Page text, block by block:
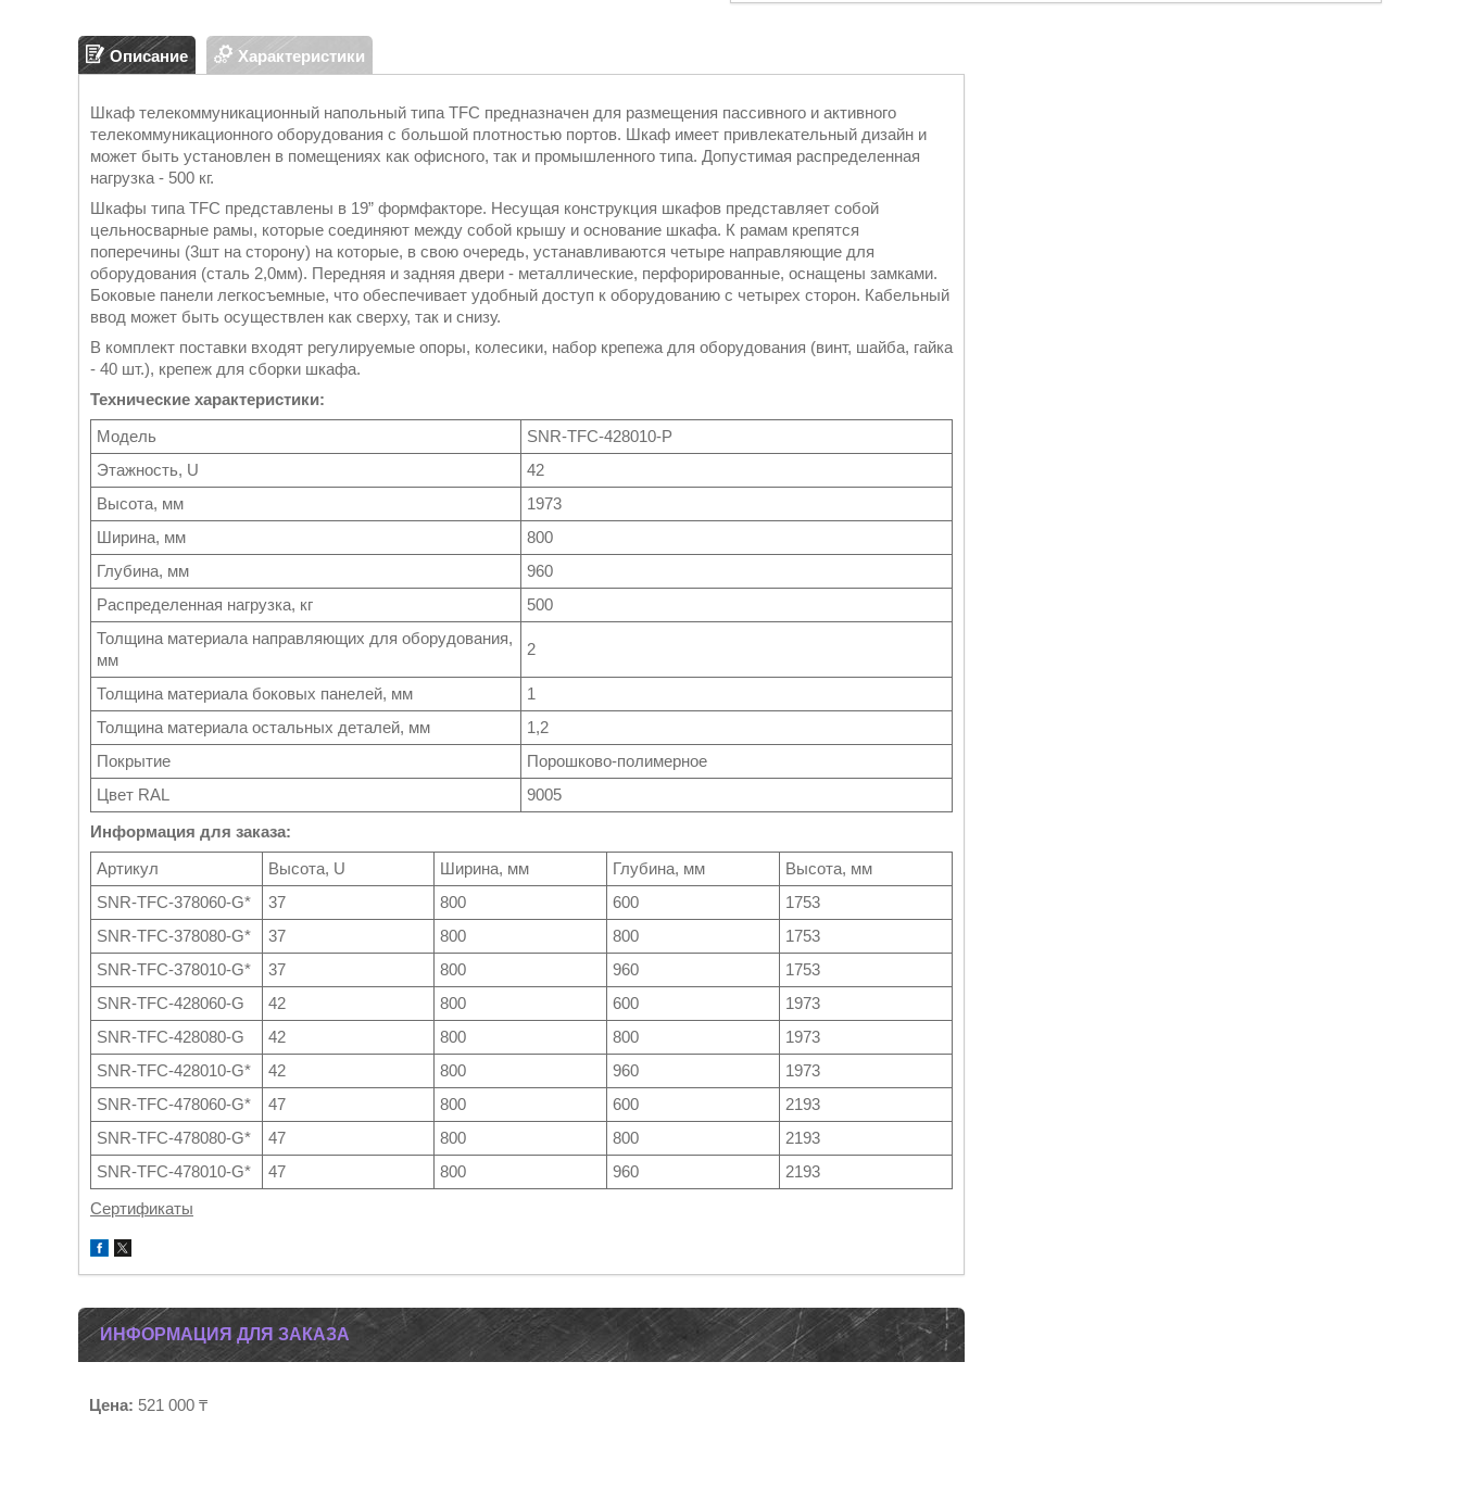
Описание Характеристики
Шкаф телекоммуникационный напольный типа TFC предназначен для размещения пассивного и активного
телекоммуникационного оборудования с большой плотностью портов. Шкаф имеет привлекательный дизайн и
может быть установлен в помещениях как офисного, так и промышленного типа. Допустимая распределенная
нагрузка - 500 кг.
Шкафы типа TFC представлены в 19” формфакторе. Несущая конструкция шкафов представляет собой
цельносварные рамы, которые соединяют между собой крышу и основание шкафа. К рамам крепятся
поперечины (3шт на сторону) на которые, в свою очередь, устанавливаются четыре направляющие для
оборудования (сталь 2,0мм). Передняя и задняя двери - металлические, перфорированные, оснащены замками.
Боковые панели легкосъемные, что обеспечивает удобный доступ к оборудованию с четырех сторон. Кабельный
ввод может быть осуществлен как сверху, так и снизу.
В комплект поставки входят регулируемые опоры, колесики, набор крепежа для оборудования (винт, шайба, гайка
- 40 шт.), крепеж для сборки шкафа.
Технические характеристики:
Модель
SNR-TFC-428010-P
Этажность, U
42
Высота, мм
1973
Ширина, мм
800
Глубина, мм
960
Распределенная нагрузка, кг
500
Толщина материала направляющих для оборудования,
мм
2
Толщина материала боковых панелей, мм
1
Толщина материала остальных деталей, мм
1,2
Покрытие
Порошково-полимерное
Цвет RAL
9005
Информация для заказа:
Артикул
Высота, U Ширина, мм Глубина, мм
Высота, мм
SNR-TFC-378060-G*
37 800 600
1753
SNR-TFC-378080-G*
37 800 800
1753
SNR-TFC-378010-G*
37 800 960
1753
SNR-TFC-428060-G
42 800 600
1973
SNR-TFC-428080-G
42 800 800
1973
SNR-TFC-428010-G*
42 800 960
1973
SNR-TFC-478060-G*
47 800 600
2193
SNR-TFC-478080-G*
47 800 800
2193
SNR-TFC-478010-G*
47 800 960
2193
Сертификаты
ИНФОРМАЦИЯ ДЛЯ ЗАКАЗА
Цена: 521 000 ₸